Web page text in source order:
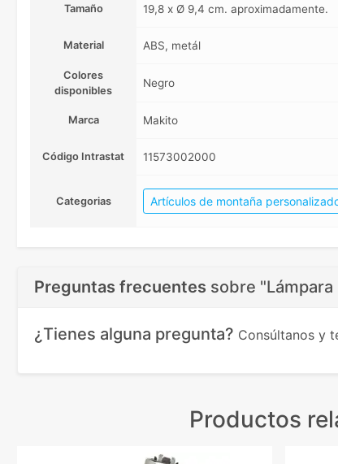
Tamaño 19,8 x Ø 9,4 cm. aproximadamente.
Material ABS, metál
Colores
disponibles
Negro
Marca Makito
Código Intrastat 11573002000
Categorias Artículos de montaña
Preguntas frecuentes sobre
¿Tienes alguna pregunta? Consúltanos y
Productos